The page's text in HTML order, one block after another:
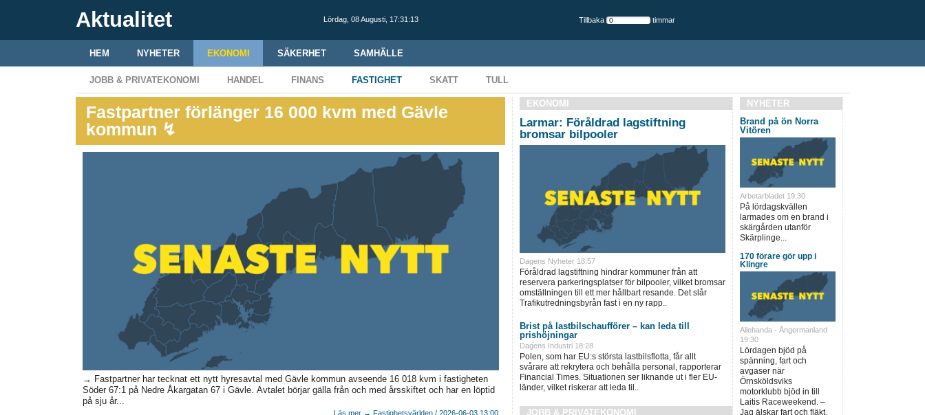
Aktualitet Lördag, 08 Augusti, 17:31:14 Tillbaka timmar
HEM NYHETER EKONOMI SÄKERHET SAMHÄLLE
JOBB & PRIVATEKONOMI HANDEL FINANS FASTIGHET SKATT TULL
Fastpartner förlänger 16 000 kvm med Gävle
kommun ↯
→ Fastpartner har tecknat ett nytt hyresavtal med Gävle kommun avseende 16 018 kvm i fastigheten
Söder 67:1 på Nedre Åkargatan 67 i Gävle. Avtalet börjar gälla från och med årsskiftet och har en löptid
på sju år...
Läs mer → Fastighetsvärlden / 2026-06-03 13:00
EKONOMI
Larmar: Föråldrad lagstiftning
bromsar bilpooler
Dagens Nyheter 18:57
Föråldrad lagstiftning hindrar kommuner från att
reservera parkeringsplatser för bilpooler, vilket bromsar
omställningen till ett mer hållbart resande. Det slår
Trafikutredningsbyrån fast i en ny rapp..
Brist på lastbilschaufförer – kan leda till
prishöjningar
Dagens Industri 18:28
Polen, som har EU:s största lastbilsflotta, får allt
svårare att rekrytera och behålla personal, rapporterar
Financial Times. Situationen ser liknande ut i fler EU-
länder, vilket riskerar att leda til..
JOBB & PRIVATEKONOMI
NYHETER
Brand på ön Norra
Vitören
Arbetarbladet 19:30
På lördagskvällen
larmades om en brand i
skärgården utanför
Skärplinge...
170 förare gör upp i
Klingre
Allehanda - Ångermanland
19:30
Lördagen bjöd på
spänning, fart och
avgaser när
Örnsköldsviks
motorklubb bjöd in till
Laitis Raceweekend. –
Jag älskar fart och fläkt,